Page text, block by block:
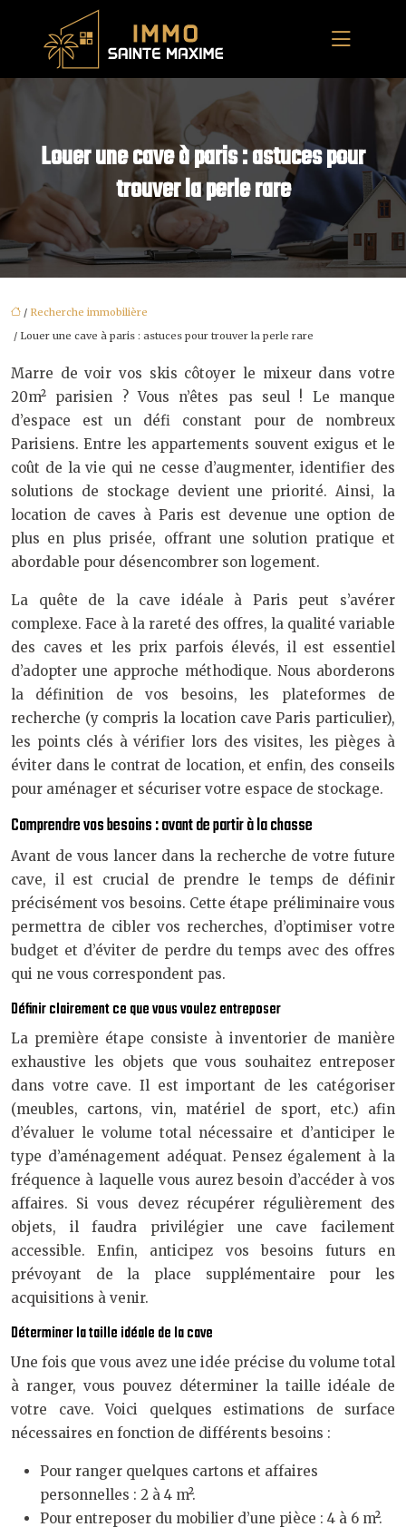
Louer une cave à paris : astuces pour
trouver la perle rare
/ Recherche immobilière
/ Louer une cave à paris : astuces pour trouver la perle rare
Marre de voir vos skis côtoyer le mixeur dans votre
20m² parisien ? Vous n’êtes pas seul ! Le manque
d’espace est un défi constant pour de nombreux
Parisiens. Entre les appartements souvent exigus et le
coût de la vie qui ne cesse d’augmenter, identifier des
solutions de stockage devient une priorité. Ainsi, la
location de caves à Paris est devenue une option de
plus en plus prisée, offrant une solution pratique et
abordable pour désencombrer son logement.
La quête de la cave idéale à Paris peut s’avérer
complexe. Face à la rareté des offres, la qualité variable
des caves et les prix parfois élevés, il est essentiel
d’adopter une approche méthodique. Nous aborderons
la définition de vos besoins, les plateformes de
recherche (y compris la location cave Paris particulier),
les points clés à vérifier lors des visites, les pièges à
éviter dans le contrat de location, et enfin, des conseils
pour aménager et sécuriser votre espace de stockage.
Comprendre vos besoins : avant de partir à la chasse
Avant de vous lancer dans la recherche de votre future
cave, il est crucial de prendre le temps de définir
précisément vos besoins. Cette étape préliminaire vous
permettra de cibler vos recherches, d’optimiser votre
budget et d’éviter de perdre du temps avec des offres
qui ne vous correspondent pas.
Définir clairement ce que vous voulez entreposer
La première étape consiste à inventorier de manière
exhaustive les objets que vous souhaitez entreposer
dans votre cave. Il est important de les catégoriser
(meubles, cartons, vin, matériel de sport, etc.) afin
d’évaluer le volume total nécessaire et d’anticiper le
type d’aménagement adéquat. Pensez également à la
fréquence à laquelle vous aurez besoin d’accéder à vos
affaires. Si vous devez récupérer régulièrement des
objets, il faudra privilégier une cave facilement
accessible. Enfin, anticipez vos besoins futurs en
prévoyant de la place supplémentaire pour les
acquisitions à venir.
Déterminer la taille idéale de la cave
Une fois que vous avez une idée précise du volume total
à ranger, vous pouvez déterminer la taille idéale de
votre cave. Voici quelques estimations de surface
nécessaires en fonction de différents besoins :
Pour ranger quelques cartons et affaires
personnelles : 2 à 4 m².
Pour entreposer du mobilier d’une pièce : 4 à 6 m².